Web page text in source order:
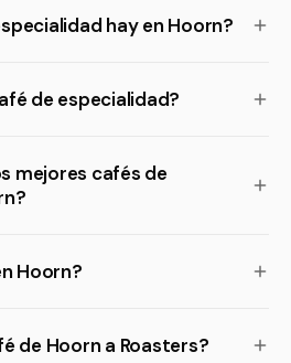
hay en Hoorn?
de especialidad?
mejores cafés de
Hoorn?
de Hoorn a Roasters?